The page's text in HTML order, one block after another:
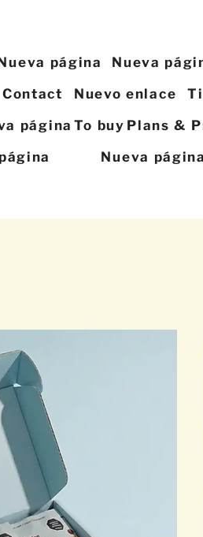
página Nueva
Contact Nuevo enlace
página To buy Plans &
Nueva página